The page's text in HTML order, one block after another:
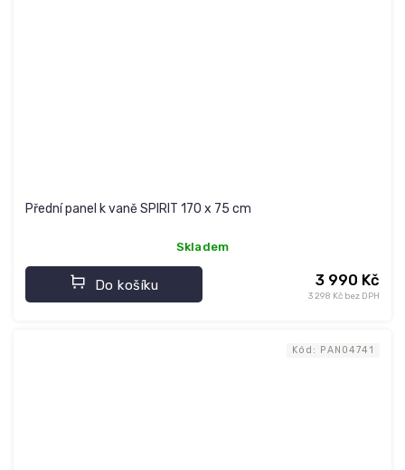
Přední panel k vaně SPIRIT 170 x 75 cm
Skladem
3 298 Kč bez DPH
3 990 Kč
Do košíku
Kód: PAN04741